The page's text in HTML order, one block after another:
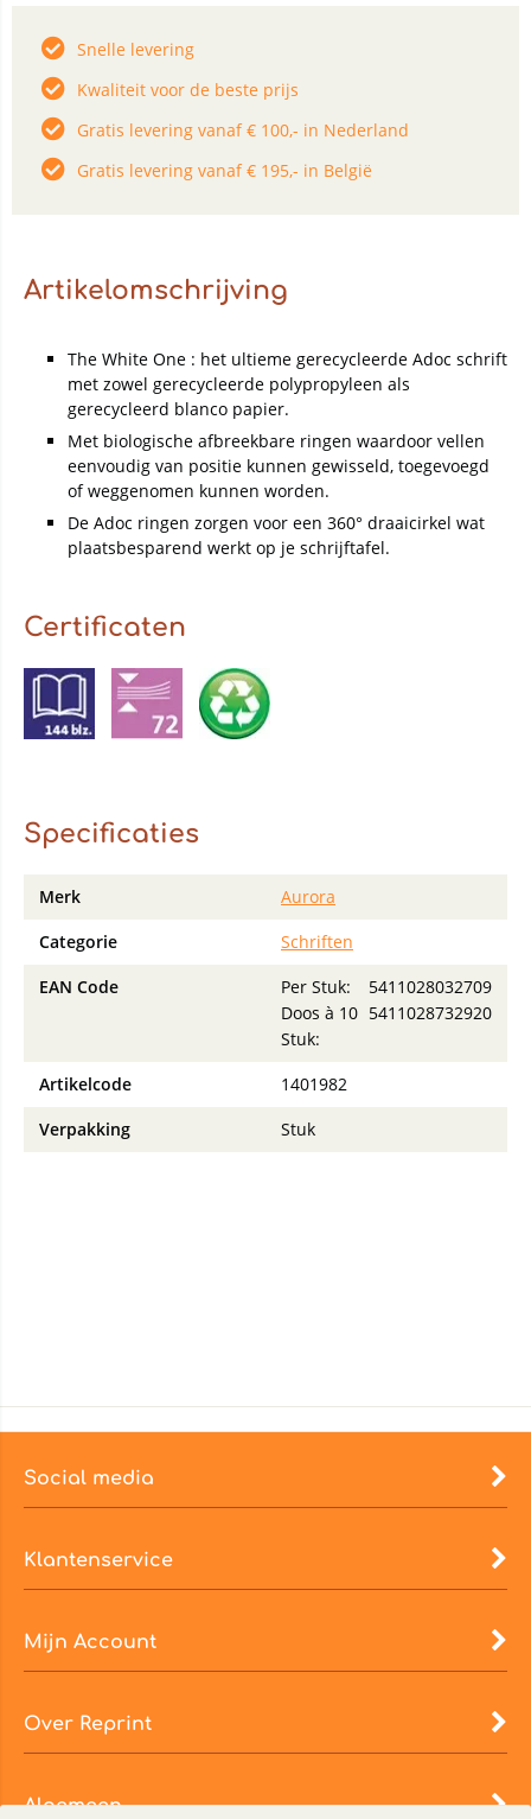
Snelle levering
Kwaliteit voor de beste prijs
Gratis levering vanaf € 100,- in Nederland
Gratis levering vanaf € 195,- in België
Artikelomschrijving
The White One : het ultieme gerecycleerde Adoc schrift
met zowel gerecycleerde polypropyleen als
gerecycleerd blanco papier.
Met biologische afbreekbare ringen waardoor vellen
eenvoudig van positie kunnen gewisseld, toegevoegd
of weggenomen kunnen worden.
De Adoc ringen zorgen voor een 360° draaicirkel wat
plaatsbesparend werkt op je schrijftafel.
Certificaten
Specificaties
Merk
Aurora
Categorie
Schriften
EAN Code
Per Stuk:
5411028032709
Doos à 10
Stuk:
5411028732920
Artikelcode
1401982
Verpakking
Stuk
Social media
Klantenservice
Mijn Account
Over Reprint
Algemeen